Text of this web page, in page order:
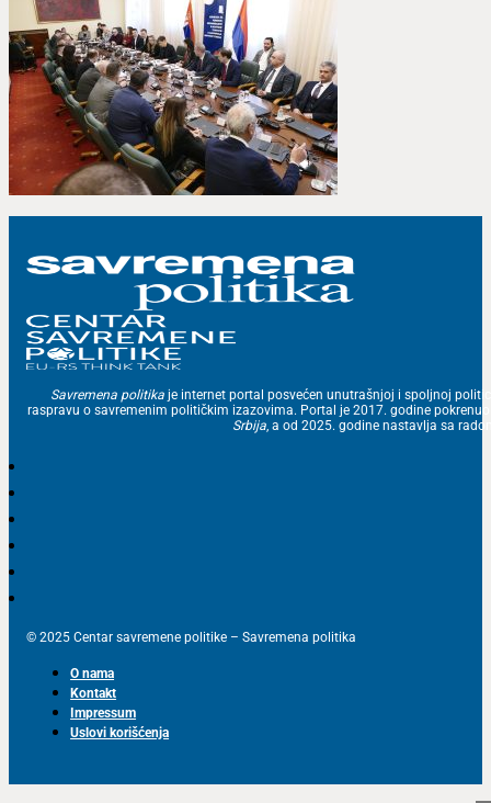
Savremena politika je internet portal posvećen unutrašnjoj i spoljnoj
raspravu o savremenim političkim izazovima. Portal je 2017. godine
Srbija, a od 2025. godine nastavlja sa
© 2025 Centar savremene politike – Savremena politika
O nama
Kontakt
Impressum
Uslovi korišćenja